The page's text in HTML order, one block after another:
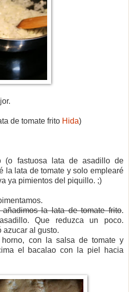
de tomate frito Hida)
(o fastuosa lata de asadillo de
la lata de tomate y solo emplearé
ya pimientos del piquillo. ;)
la lata de tomate frito.
Que reduzca un poco.
azucar al gusto.
con la salsa de tomate y
el bacalao con la piel hacia